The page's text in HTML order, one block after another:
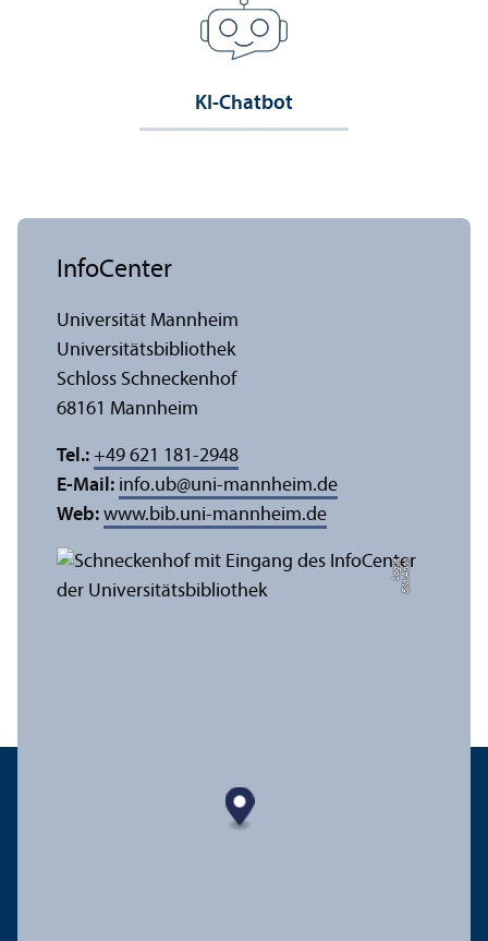
KI-Chatbot
Bil
d:
A
n
n
a
L
o
g
u
e
InfoCenter
Universität Mannheim
Universitäts­bibliothek
Schloss Schneckenhof
68161 Mannheim
Tel.: +49 621 181-2948
E-Mail: info.ub@uni-mannheim.de
Web: www.bib.uni-mannheim.de